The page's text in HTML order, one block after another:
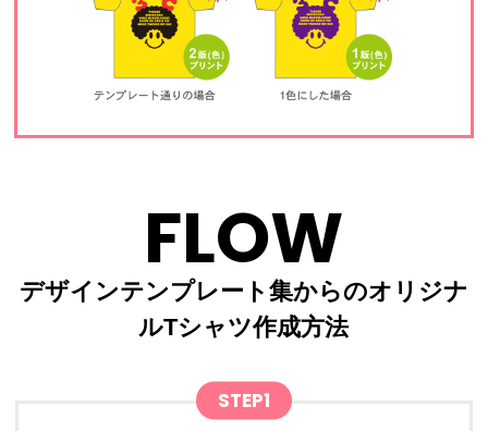
FLOW
デザインテンプレート集からのオリジナ
ルTシャツ作成方法
STEP1